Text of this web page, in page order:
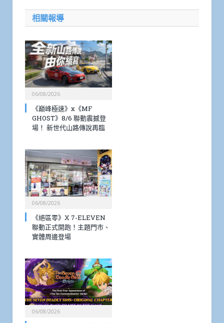
相關報導
06/08/2026
《巔峰極速》x《MF
GHOST》8/6 聯動震撼登
場！ 新世代山路傳說再臨
06/08/2026
《絕區零》X 7-ELEVEN
聯動正式開跑！主題門市、
實體周邊登場
06/08/2026